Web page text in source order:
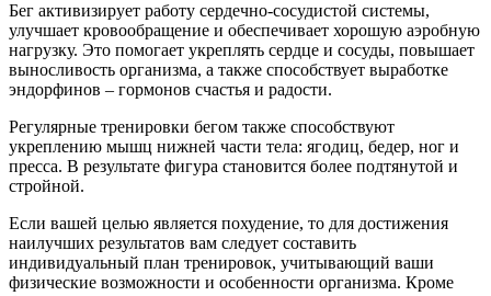
Бег активизирует работу сердечно-сосудистой системы,
улучшает кровообращение и обеспечивает хорошую аэробную
нагрузку. Это помогает укреплять сердце и сосуды, повышает
выносливость организма, а также способствует выработке
эндорфинов – гормонов счастья и радости.
Регулярные тренировки бегом также способствуют
укреплению мышц нижней части тела: ягодиц, бедер, ног и
пресса. В результате фигура становится более подтянутой и
стройной.
Если вашей целью является похудение, то для достижения
наилучших результатов вам следует составить
индивидуальный план тренировок, учитывающий ваши
физические возможности и особенности организма. Кроме